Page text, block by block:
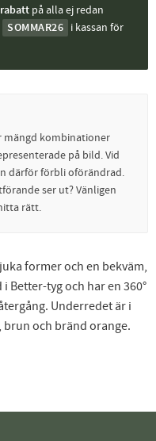
på alla ej redan
SOMMAR26 i kassan för
mängd kombinationer
på bild. Vid
därför förbli oförändrad.
ser ut? Vänligen
rätt.
former och en bekväm,
Better-tyg och har en 360°
Underredet är i
brun och bränd orange.